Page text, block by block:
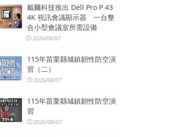
戴爾科技推出 Dell Pro P 43
4K 視訊會議顯示器 一台整
合小型會議室所需設備
2026/08/07
115年苗栗縣城鎮韌性防空演
習（二）
2026/08/07
115年苗栗縣城鎮韌性防空演
習
2026/08/07